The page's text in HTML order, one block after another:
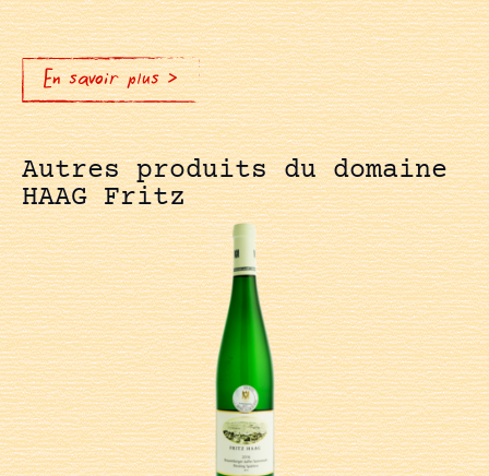
En savoir plus >
Autres produits du domaine
HAAG Fritz